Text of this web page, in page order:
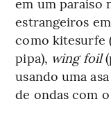
estrangeiros
como kitesurfe
pipa), wing foil
usando uma
de ondas com